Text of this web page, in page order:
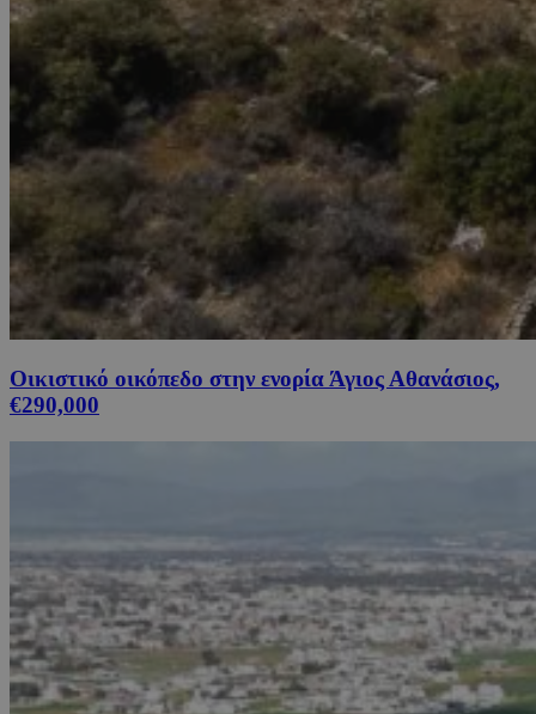
Οικιστικό οικόπεδο στην ενορία Άγιος Αθανάσιος,
€290,000